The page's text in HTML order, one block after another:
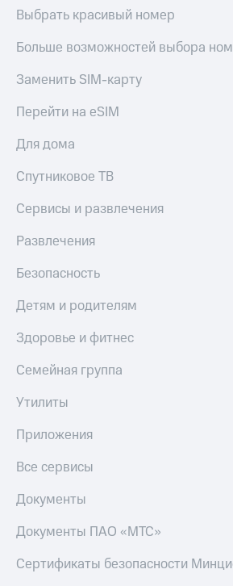
Выбрать красивый номер
Больше возможностей выбора
Заменить SIM-карту
Перейти на eSIM
Для дома
Спутниковое ТВ
Сервисы и развлечения
Развлечения
Безопасность
Детям и родителям
Здоровье и фитнес
Семейная группа
Утилиты
Приложения
Все сервисы
Документы
Документы ПАО «МТС»
Сертификаты безопасности